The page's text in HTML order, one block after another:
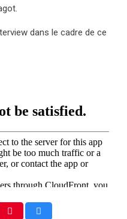
dans le cadre de ce